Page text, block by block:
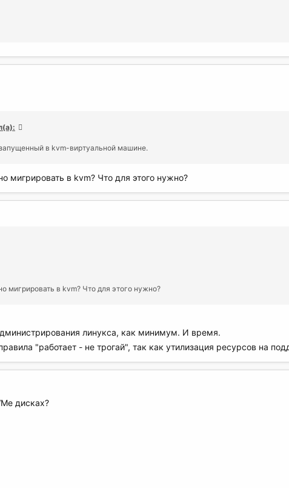
в kvm-виртуальной машине.
мигрировать в kvm? Что для этого нужно?
мигрировать в kvm? Что для этого нужно?
линукса, как минимум. И время.
"работает - не трогай", так как утилизация ресурсов на
дисках?